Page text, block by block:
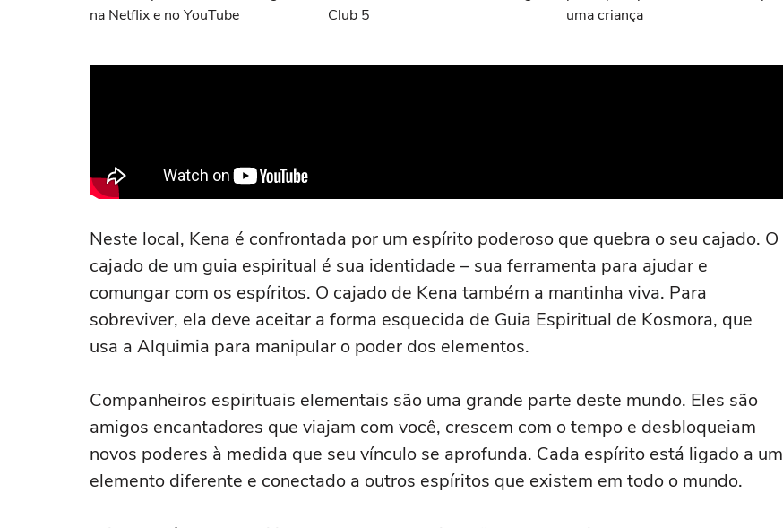
na Netflix e no YouTube
Club 5
uma criança
Neste local, Kena é confrontada por um espírito poderoso que quebra o seu cajado. O
cajado de um guia espiritual é sua identidade – sua ferramenta para ajudar e
comungar com os espíritos. O cajado de Kena também a mantinha viva. Para
sobreviver, ela deve aceitar a forma esquecida de Guia Espiritual de Kosmora, que
usa a Alquimia para manipular o poder dos elementos.
Companheiros espirituais elementais são uma grande parte deste mundo. Eles são
amigos encantadores que viajam com você, crescem com o tempo e desbloqueiam
novos poderes à medida que seu vínculo se aprofunda. Cada espírito está ligado a um
elemento diferente e conectado a outros espíritos que existem em todo o mundo.